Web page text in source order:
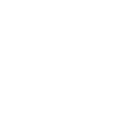
Azobé is één van de sterkste
doordat de palen nagenoeg geen vocht
manier. Het is mogelijk om de palen te